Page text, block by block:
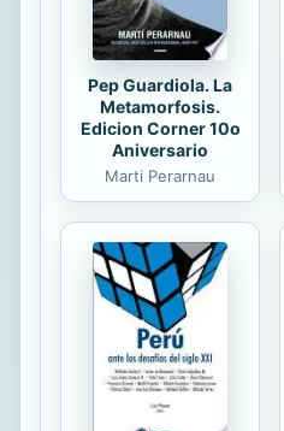
Pep Guardiola. La
Metamorfosis.
Edicion Corner 10o
Aniversario
Marti Perarnau